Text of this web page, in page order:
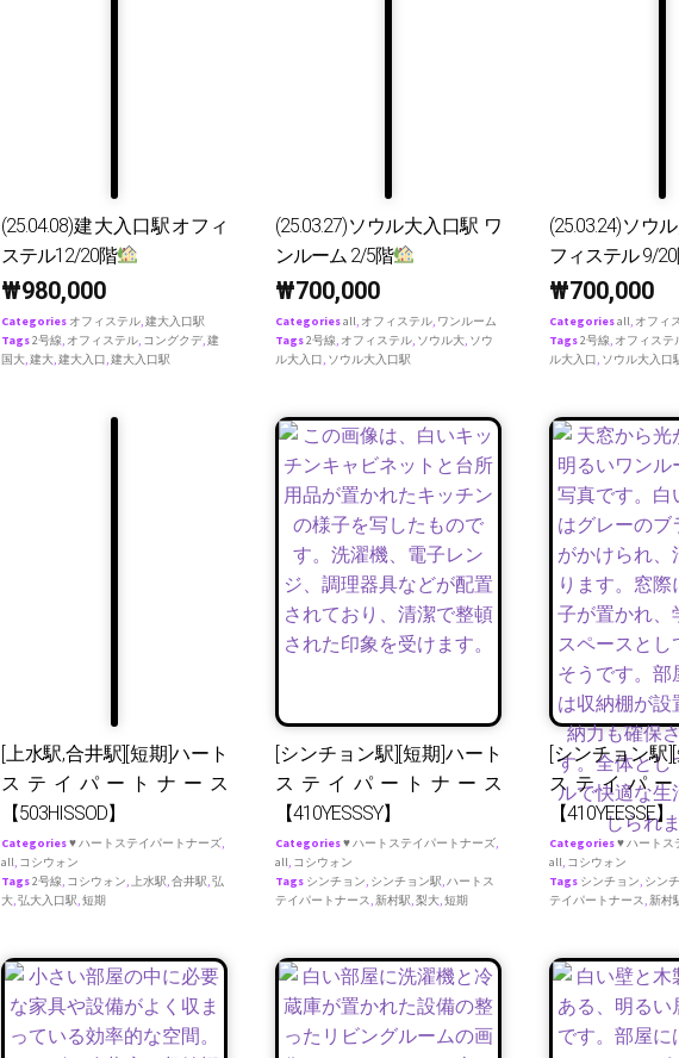
(25.04.08)建大入口駅オフィ
ステル12/20階
₩980,000
Categories オフィステル,建大入口駅
Tags2号線, オフィステル, コングクデ,建
国大,建大,建大入口,建大入口駅
(25.03.27)ソウル大入口駅 ワ
ンルーム 2/5階
₩700,000
Categoriesall, オフィステル, ワンルーム
Tags2号線, オフィステル, ソウル大, ソウ
ル大入口, ソウル大入口駅
(25.03.24)ソウ
フィステル 9/
₩700,000
Categoriesall, オフィ
Tags2号線, オフィステ
ル大入口, ソウル大入口
[上水駅,合井駅][短期]ハート
ステイパートナース
【503HISSOD】
Categories♥ ハートステイパートナーズ,
all, コシウォン
Tags2号線, コシウォン, 上水駅,合井駅,弘
大,弘大入口駅,短期
[シンチョン駅][短期]ハート
ステイパートナース
【410YESSSY】
Categories♥ ハートステイパートナーズ,
all, コシウォン
Tags シンチョン, シンチョン駅,ハートス
テイパートナース,新村駅,梨大,短期
[シンチョン駅
ステイパ
【410YEESSE】
Categories♥ ハートス
all, コシウォン
Tags シンチョン, シン
テイパートナース,新村